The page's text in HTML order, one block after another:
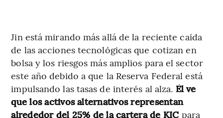
Jin está mirando más allá de la reciente caída
de las acciones tecnológicas que cotizan en
bolsa y los riesgos más amplios para el sector
este año debido a que la Reserva Federal está
impulsando las tasas de interés al alza. Él ve
que los activos alternativos representan
alrededor del 25% de la cartera de KIC para